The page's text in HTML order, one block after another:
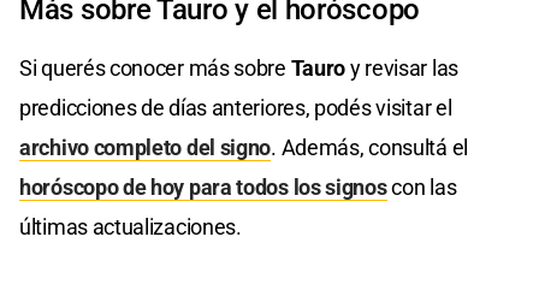
Más sobre Tauro y el horóscopo
Si querés conocer más sobre Tauroy revisar las
predicciones de días anteriores, podés visitar el
archivo completo del signo. Además, consultá el
horóscopo de hoy para todos los signoscon las
últimas actualizaciones.